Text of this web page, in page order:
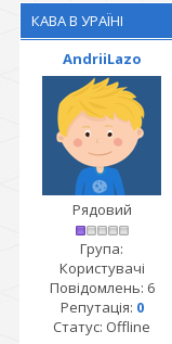
КАВА В УРАЇНІ
AndriiLazo
Рядовий
Група:
Користувачі
Повідомлень: 6
Репутація: 0
Статус: Offline